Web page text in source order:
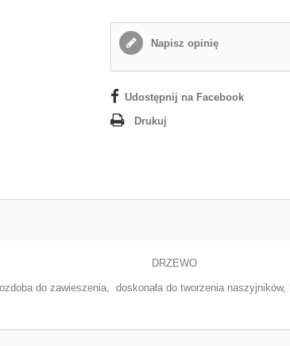
Napisz opinię
Udostępnij na Facebook
Drukuj
DRZEWO
do zawieszenia, doskonała do tworzenia